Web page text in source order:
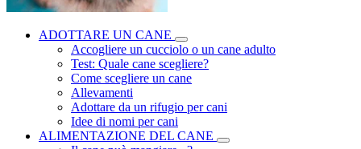
ADOTTARE UN CANE
Accogliere un cucciolo o un cane adulto
Test: Quale cane scegliere?
Come scegliere un cane
Allevamenti
Adottare da un rifugio per cani
Idee di nomi per cani
ALIMENTAZIONE DEL CANE